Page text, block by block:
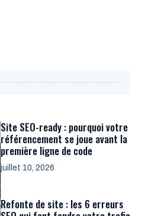
Site SEO-ready : pourquoi votre
référencement se joue avant la
première ligne de code
juillet 10, 2026
Refonte de site : les 6 erreurs